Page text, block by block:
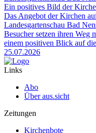
Ein positives Bild der Kirche
Das Angebot der Kirchen
Landesgartenschau Bad
Besucher setzen ihren Weg
einem positiven Blick auf
25.07.2026
Links
Abo
Über aus.sicht
Zeitungen
Kirchenbote